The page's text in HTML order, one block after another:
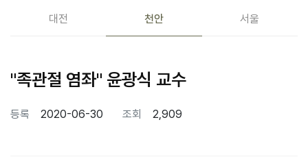
공지사항(대전,천안,서울)
대전 천안 서울
"족관절 염좌" 윤광식 교수
등록 2020-06-30 조회 2,909